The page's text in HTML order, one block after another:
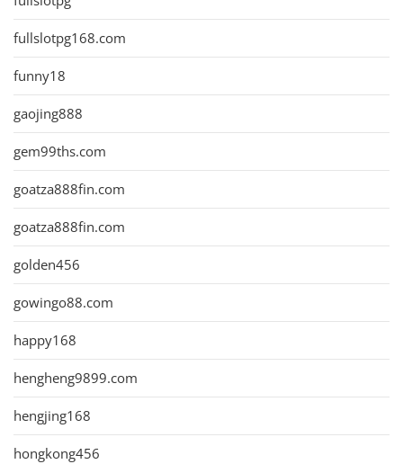
fullslotpg168.com
funny18
gaojing888
gem99ths.com
goatza888fin.com
goatza888fin.com
golden456
gowingo88.com
happy168
hengheng9899.com
hengjing168
hongkong456